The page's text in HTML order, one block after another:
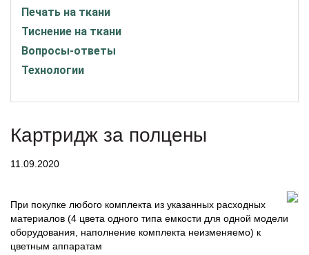
Печать на ткани
Тиснение на ткани
Вопросы-ответы
Технологии
Картридж за полцены
11.09.2020
При покупке любого комплекта из указанных расходных
материалов (4 цвета одного типа емкости для одной модели
оборудования, наполнение комплекта неизменяемо) к
цветным аппаратам